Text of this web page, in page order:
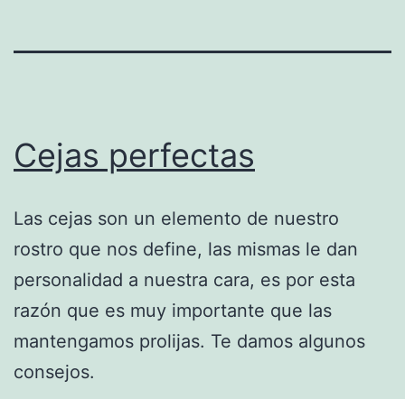
Cejas perfectas
Las cejas son un elemento de nuestro
rostro que nos define, las mismas le dan
personalidad a nuestra cara, es por esta
razón que es muy importante que las
mantengamos prolijas. Te damos algunos
consejos.